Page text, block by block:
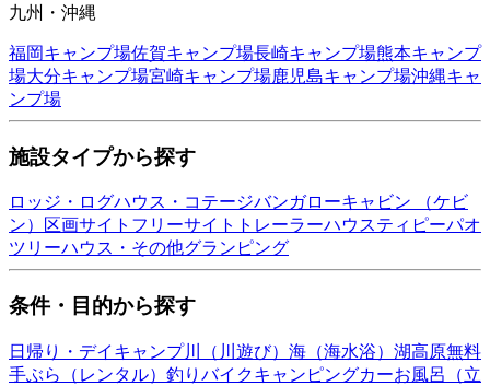
九州・沖縄
福岡キャンプ場佐賀キャンプ場長崎キャンプ場熊本キャンプ
場大分キャンプ場宮崎キャンプ場鹿児島キャンプ場沖縄キャ
ンプ場
施設タイプから探す
ロッジ・ログハウス・コテージバンガローキャビン （ケビ
ン）
区画サイト フリーサイト トレーラーハウスティピーパオ
ツリーハウス・その他グランピング
条件・目的から探す
日帰り・デイキャンプ川（川遊び） 海（海水浴） 湖高原無料
手ぶら（レンタル） 釣り バイクキャンピングカーお風呂（立